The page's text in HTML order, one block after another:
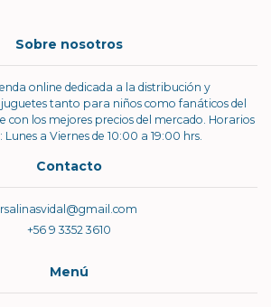
Sobre nosotros
online dedicada a la distribución y
tanto para niños como fanáticos del
con los mejores precios del mercado. Horarios
Lunes a Viernes de 10:00 a 19:00 hrs.
Contacto
rsalinasvidal@gmail.com
+56 9 3352 3610
Menú